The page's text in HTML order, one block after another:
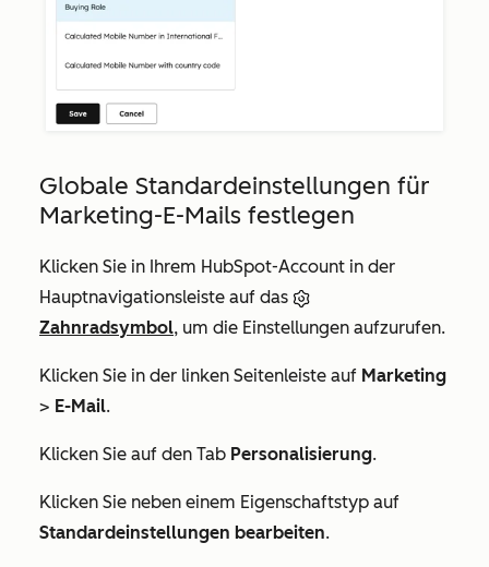
Globale Standardeinstellungen für
Marketing-E-Mails festlegen
Klicken Sie in Ihrem HubSpot-Account in der
Hauptnavigationsleiste auf das
Zahnradsymbol, um die Einstellungen aufzurufen.
Klicken Sie in der linken Seitenleiste auf Marketing
> E-Mail.
Klicken Sie auf den Tab Personalisierung.
Klicken Sie neben einem Eigenschaftstyp auf
Standardeinstellungen bearbeiten.